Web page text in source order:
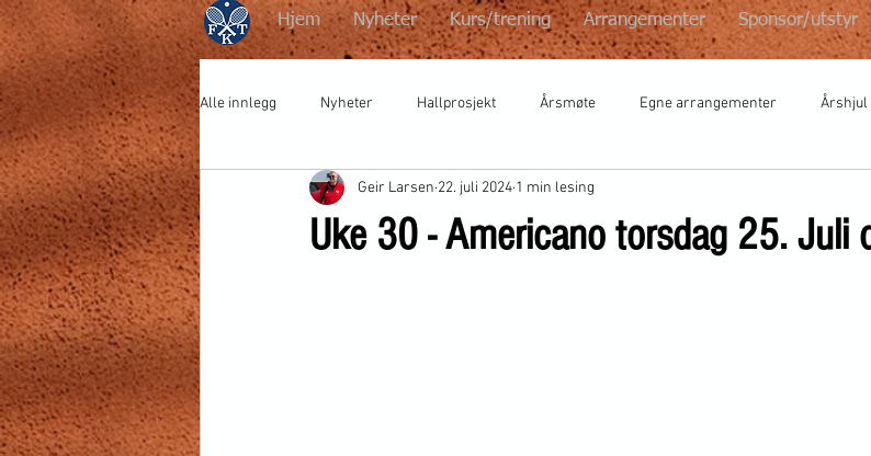
Hjem Nyheter Kurs/trening Arrangementer Sponsor/utstyr
Alle innlegg Nyheter Hallprosjekt Årsmøte Egne arrangementer Årshjul
Uke 30 - Americano torsdag 25. Juli
Geir Larsen 22. juli 2024 1 min lesing